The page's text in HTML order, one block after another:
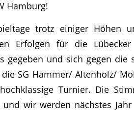
Hamburg!
trotz einiger Höhen
Erfolgen für die
gegeben und sich gegen die
SG Hammer/ Altenholz/
Turnier. Die
wir werden nächstes